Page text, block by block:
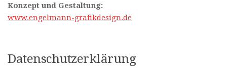
Konzept und Gestaltung:
www.engelmann-grafikdesign.de
Datenschutzerklärung